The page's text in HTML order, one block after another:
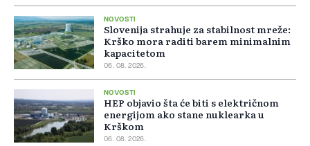
NOVOSTI
Slovenija strahuje za stabilnost mreže:
Krško mora raditi barem minimalnim
kapacitetom
06. 08. 2026.
NOVOSTI
HEP objavio šta će biti s električnom
energijom ako stane nuklearka u
Krškom
06. 08. 2026.